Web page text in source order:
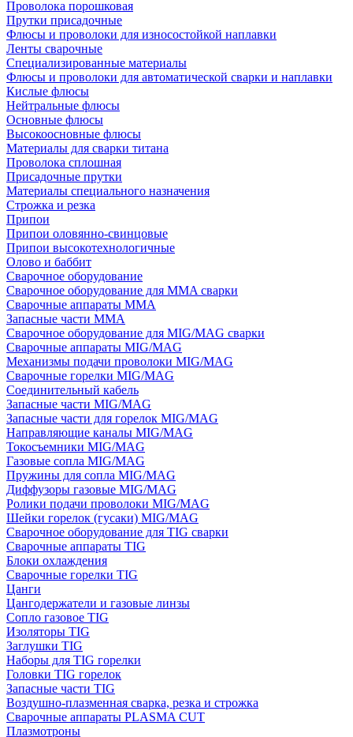
Проволока порошковая
Прутки присадочные
Флюсы и проволоки для износостойкой наплавки
Ленты сварочные
Специализированные материалы
Флюсы и проволоки для автоматической сварки и наплавки
Кислые флюсы
Нейтральные флюсы
Основные флюсы
Высокоосновные флюсы
Материалы для сварки титана
Проволока сплошная
Присадочные прутки
Материалы специального назначения
Строжка и резка
Припои
Припои оловянно-свинцовые
Припои высокотехнологичные
Олово и баббит
Сварочное оборудование
Сварочное оборудование для MMA сварки
Сварочные аппараты MMA
Запасные части MMA
Сварочное оборудование для MIG/MAG сварки
Сварочные аппараты MIG/MAG
Механизмы подачи проволоки MIG/MAG
Сварочные горелки MIG/MAG
Соединительный кабель
Запасные части MIG/MAG
Запасные части для горелок MIG/MAG
Направляющие каналы MIG/MAG
Токосъемники MIG/MAG
Газовые сопла MIG/MAG
Пружины для сопла MIG/MAG
Диффузоры газовые MIG/MAG
Ролики подачи проволоки MIG/MAG
Шейки горелок (гусаки) MIG/MAG
Сварочное оборудование для TIG сварки
Сварочные аппараты TIG
Блоки охлаждения
Сварочные горелки TIG
Цанги
Цангодержатели и газовые линзы
Сопло газовое TIG
Изоляторы TIG
Заглушки TIG
Наборы для TIG горелки
Головки TIG горелок
Запасные части TIG
Воздушно-плазменная сварка, резка и строжка
Сварочные аппараты PLASMA CUT
Плазмотроны